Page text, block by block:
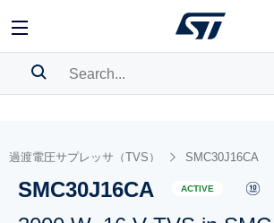
BOOKMARK
Pleaselog into show your saved searches.
過渡電圧サプレッサ（TVS） SMC30J16CA
SMC30J16CA ACTIVE